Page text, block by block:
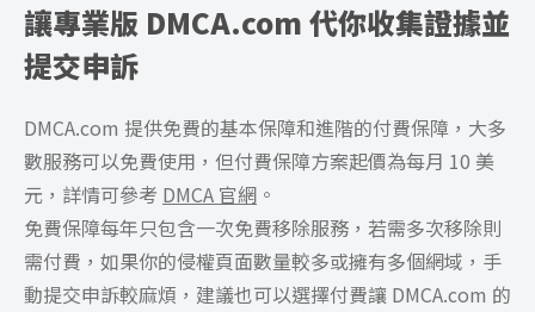
讓專業版 DMCA.com 代你收集證據並
提交申訴
DMCA.com 提供免費的基本保障和進階的付費保障，大多
數服務可以免費使用，但付費保障方案起價為每月 10 美
元，詳情可參考 DMCA 官網 。
免費保障每年只包含一次免費移除服務，若需多次移除則
需付費，如果你的侵權頁面數量較多或擁有多個網域，手
動提交申訴較麻煩，建議也可以選擇付費讓 DMCA.com 的